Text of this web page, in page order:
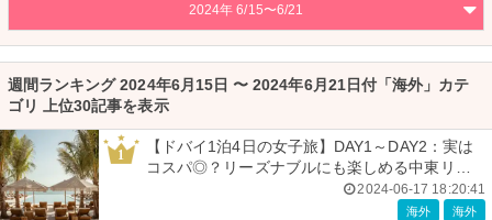
2024年 6/15〜6/21
週間ランキング 2024年6月15日 〜 2024年6月21日付「海外」カテ
ゴリ 上位30記事を表示
1
【ドバイ1泊4日の女子旅】DAY1～DAY2：実は
コスパ◎？リーズナブルにも楽しめる中東リゾー
2024-06-17 18:20:41
海外 海外